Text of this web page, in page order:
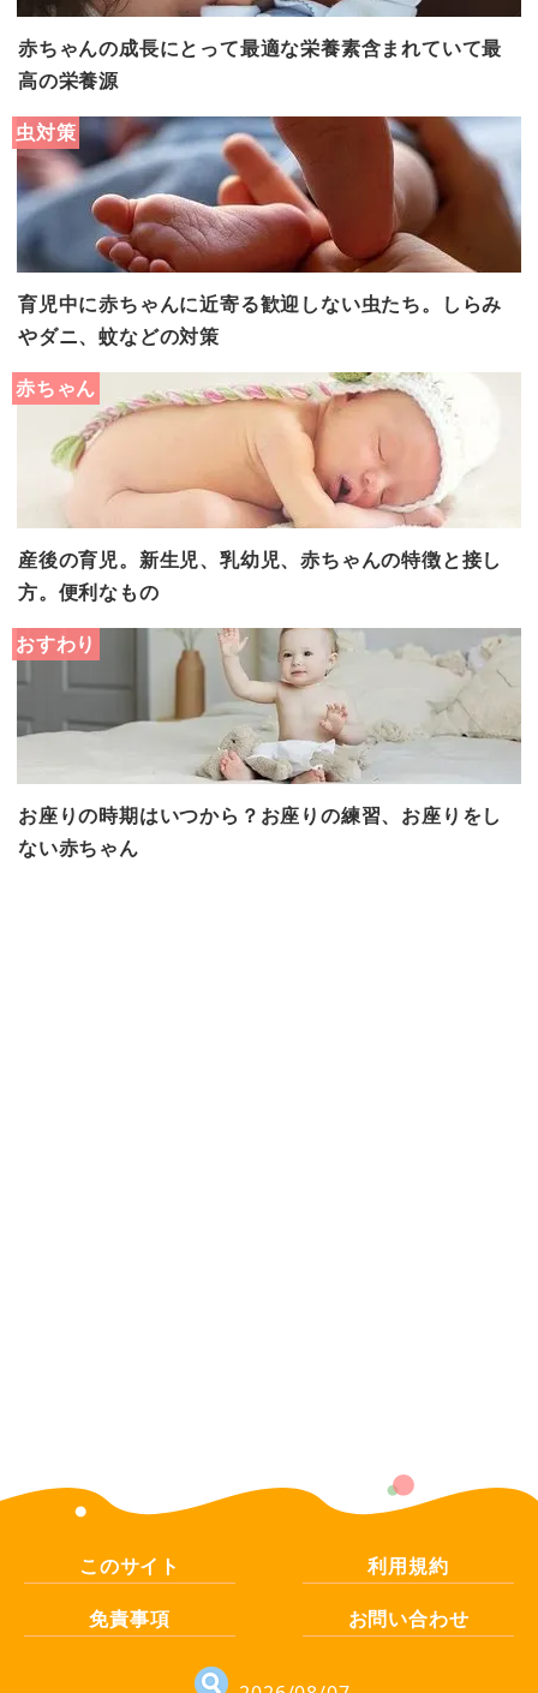
赤ちゃんの成長にとって最適な栄養素含まれていて最
高の栄養源
虫対策
育児中に赤ちゃんに近寄る歓迎しない虫たち。しらみ
やダニ、蚊などの対策
赤ちゃん
産後の育児。新生児、乳幼児、赤ちゃんの特徴と接し
方。便利なもの
おすわり
お座りの時期はいつから？お座りの練習、お座りをし
ない赤ちゃん
このサイト
利用規約
免責事項
お問い合わせ